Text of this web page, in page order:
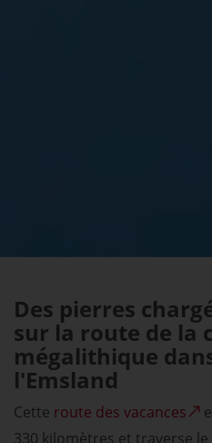
Des pierres
sur la route de la
mégalithique
l'Emsland
Cette route des vacances
330 kilomètres et traverse